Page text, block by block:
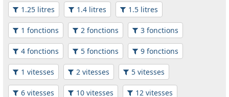
1.25 litres 1.4 litres 1.5 litres
1 fonctions 2 fonctions 3 fonctions
4 fonctions 5 fonctions 9 fonctions
1 vitesses 2 vitesses 5 vitesses
6 vitesses 10 vitesses 12 vitesses